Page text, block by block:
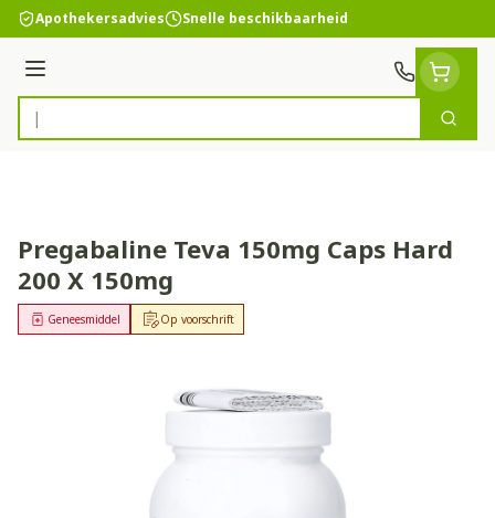
Ga naar de inhoud
Apothekersadvies Snelle beschikbaarheid
Menu
Product, merk, categorie...
Zoek
Pregabaline Teva 150mg Caps Hard
200 X 150mg
Op voorschrift
Geneesmiddel